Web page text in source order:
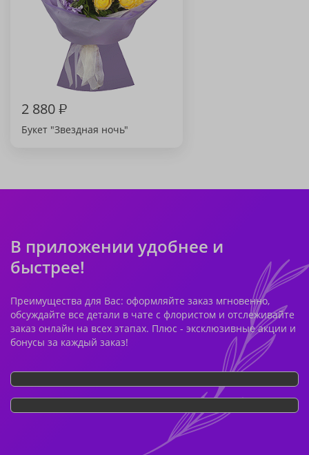
2 880₽
Букет "Звездная ночь"
В приложении удобнее и
быстрее!
Преимущества для Вас: оформляйте заказ мгновенно,
обсуждайте все детали в чате с флористом и отслеживайте
заказ онлайн на всех этапах. Плюс - эксклюзивные акции и
бонусы за каждый заказ!